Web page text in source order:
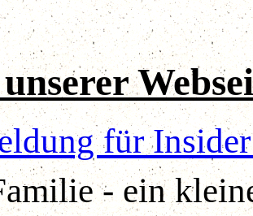
für
- ein